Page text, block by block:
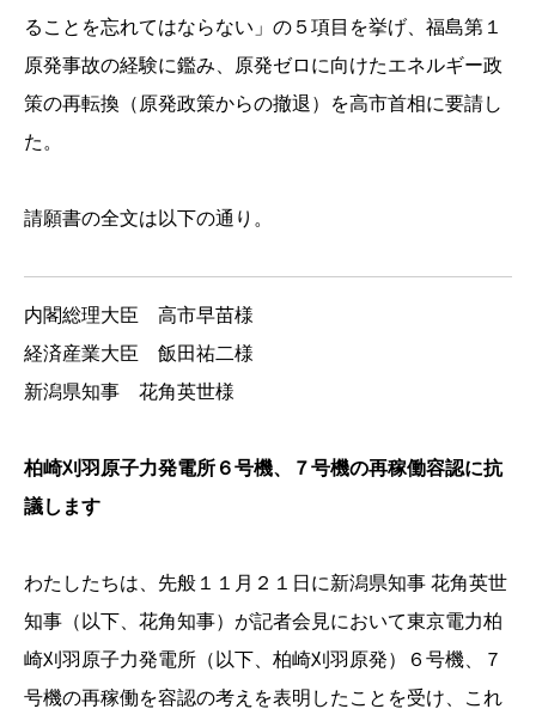
ることを忘れてはならない」の５項目を挙げ、福島第１
原発事故の経験に鑑み、原発ゼロに向けたエネルギー政
策の再転換（原発政策からの撤退）を高市首相に要請し
た。
請願書の全文は以下の通り。
内閣総理大臣 高市早苗様
経済産業大臣 飯田祐二様
新潟県知事 花角英世様
柏崎刈羽原子力発電所６号機、７号機の再稼働容認に抗
議します
わたしたちは、先般１１月２１日に新潟県知事 花角英世
知事（以下、花角知事）が記者会見において東京電力柏
崎刈羽原子力発電所（以下、柏崎刈羽原発）６号機、７
号機の再稼働を容認の考えを表明したことを受け、これ